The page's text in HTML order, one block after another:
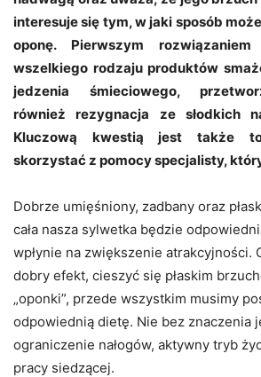
interesuje się tym, w jaki sposób
oponę. Pierwszym
wszelkiego rodzaju produktów
jedzenia śmieciowego,
również rezygnacja ze słodkich
Kluczową kwestią jest także
skorzystać z pomocy specjalisty,
Dobrze umięśniony, zadbany oraz
cała nasza sylwetka będzie
wpłynie na zwiększenie atrakcyjności.
dobry efekt, cieszyć się płaskim
„oponki”, przede wszystkim musimy
odpowiednią dietę. Nie bez znaczenia
ograniczenie nałogów, aktywny tryb
pracy siedzącej.